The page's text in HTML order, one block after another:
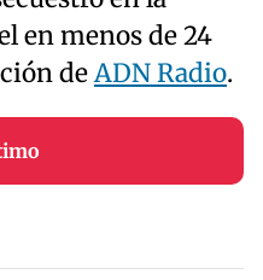
en menos de 24
deADN Radio.